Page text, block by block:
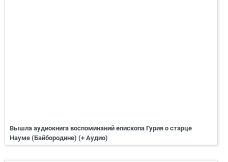
Вышла аудиокнига воспоминаний епископа Гурия о старце
Науме (Байбородине) (+ Аудио)